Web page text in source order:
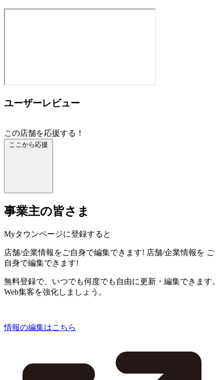
ユーザーレビュー
この店舗を応援する！
ここから応援
事業主の皆さま
Myタウンページに登録すると
店舗/企業情報をご自身で編集できます! 店舗/企業情報を ご
自身で編集できます!
無料登録で、いつでも何度でも自由に更新・編集できます。
Web集客を強化しましょう。
情報の編集はこちら